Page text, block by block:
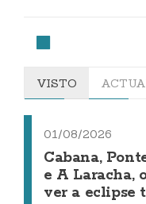
VISTO
01/08/2026
Cabana,
e A Laracha,
ver a eclipse